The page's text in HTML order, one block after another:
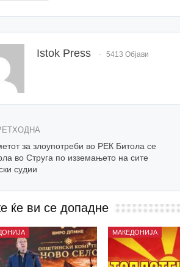
Istok Press 5413 Објави
за злоупотреби во РЕК Битола се
во Струга по изземањето на сите
судии
ќе ви се допадне
МАКЕДОНИЈА